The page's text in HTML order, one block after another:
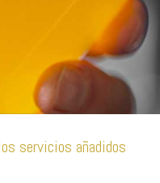
servicios añadidos